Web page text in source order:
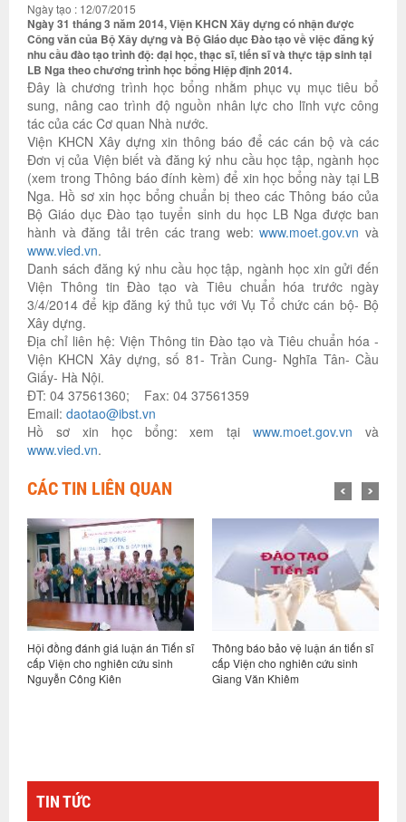
Ngày tạo : 12/07/2015
Ngày 31 tháng 3 năm 2014, Viện KHCN Xây dựng có nhận được
Công văn của Bộ Xây dựng và Bộ Giáo dục Đào tạo về việc đăng ký
nhu cầu đào tạo trình độ: đại học, thạc sĩ, tiến sĩ và thực tập sinh tại
LB Nga theo chương trình học bổng Hiệp định 2014.
Đây là chương trình học bổng nhằm phục vụ mục tiêu bổ
sung, nâng cao trình độ nguồn nhân lực cho lĩnh vực công
tác của các Cơ quan Nhà nước.
Viện KHCN Xây dựng xin thông báo để các cán bộ và các
Đơn vị của Viện biết và đăng ký nhu cầu học tập, ngành học
(xem trong Thông báo đính kèm) để xin học bổng này tại LB
Nga. Hồ sơ xin học bổng chuẩn bị theo các Thông báo của
Bộ Giáo dục Đào tạo tuyển sinh du học LB Nga được ban
hành và đăng tải trên các trang web:www.moet.gov.vn và
www.vied.vn.
Danh sách đăng ký nhu cầu học tập, ngành họcxin gửi đến
Viện Thông tin Đào tạo và Tiêu chuẩn hóa trước ngày
3/4/2014 để kịp đăng ký thủ tục với Vụ Tổ chức cán bộ- Bộ
Xây dựng.
Địa chỉ liên hệ: Viện Thông tin Đào tạo và Tiêu chuẩn hóa -
Viện KHCN Xây dựng, số 81- Trần Cung- Nghĩa Tân- Cầu
Giấy- Hà Nội.
ĐT: 04 37561360; Fax: 04 37561359
Email: daotao@ibst.vn
Hồ sơ xin học bổng: xem tạiwww.moet.gov.vn và
www.vied.vn.
CÁC TIN LIÊN QUAN
Hội đồng đánh giá luận án Tiến sĩ
cấp Viện cho nghiên cứu sinh
Nguyễn Công Kiên
Thông báo bảo vệ luận án tiến sĩ
cấp Viện cho nghiên cứu sinh
Giang Văn Khiêm
TIN TỨC